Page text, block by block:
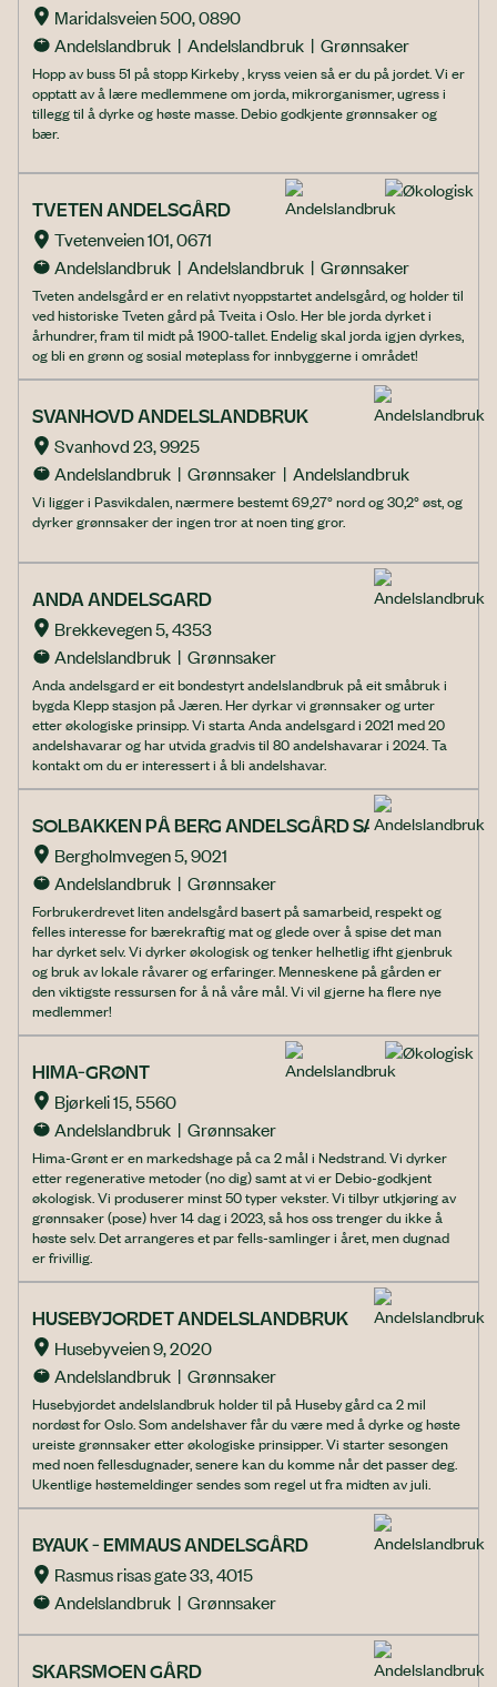
Maridalsveien 500, 0890
Andelslandbruk  |  Andelslandbruk  |  Grønnsaker
Hopp av buss 51 på stopp Kirkeby , kryss veien så er du på jordet. Vi er
opptatt av å lære medlemmene om jorda, mikrorganismer, ugress i
tillegg til å dyrke og høste masse. Debio godkjente grønnsaker og
bær.
TVETEN ANDELSGÅRD
Tvetenveien 101, 0671
Andelslandbruk  |  Andelslandbruk  |  Grønnsaker
Tveten andelsgård er en relativt nyoppstartet andelsgård, og holder til
ved historiske Tveten gård på Tveita i Oslo. Her ble jorda dyrket i
århundrer, fram til midt på 1900-tallet. Endelig skal jorda igjen dyrkes,
og bli en grønn og sosial møteplass for innbyggerne i området!
SVANHOVD ANDELSLANDBRUK
Svanhovd 23, 9925
Andelslandbruk  |  Grønnsaker  |  Andelslandbruk
Vi ligger i Pasvikdalen, nærmere bestemt 69,27° nord og 30,2° øst, og
dyrker grønnsaker der ingen tror at noen ting gror.
ANDA ANDELSGARD
Brekkevegen 5, 4353
Andelslandbruk  |  Grønnsaker
Anda andelsgard er eit bondestyrt andelslandbruk på eit småbruk i
bygda Klepp stasjon på Jæren. Her dyrkar vi grønnsaker og urter
etter økologiske prinsipp. Vi starta Anda andelsgard i 2021 med 20
andelshavarar og har utvida gradvis til 80 andelshavarar i 2024. Ta
kontakt om du er interessert i å bli andelshavar.
SOLBAKKEN PÅ BERG ANDELSGÅRD SA
Bergholmvegen 5, 9021
Andelslandbruk  |  Grønnsaker
Forbrukerdrevet liten andelsgård basert på samarbeid, respekt og
felles interesse for bærekraftig mat og glede over å spise det man
har dyrket selv. Vi dyrker økologisk og tenker helhetlig ifht gjenbruk
og bruk av lokale råvarer og erfaringer. Menneskene på gården er
den viktigste ressursen for å nå våre mål. Vi vil gjerne ha flere nye
medlemmer!
HIMA-GRØNT
Bjørkeli 15, 5560
Andelslandbruk  |  Grønnsaker
Hima-Grønt er en markedshage på ca 2 mål i Nedstrand. Vi dyrker
etter regenerative metoder (no dig) samt at vi er Debio-godkjent
økologisk. Vi produserer minst 50 typer vekster. Vi tilbyr utkjøring av
grønnsaker (pose) hver 14 dag i 2023, så hos oss trenger du ikke å
høste selv. Det arrangeres et par fells-samlinger i året, men dugnad
er frivillig.
HUSEBYJORDET ANDELSLANDBRUK
Husebyveien 9, 2020
Andelslandbruk  |  Grønnsaker
Husebyjordet andelslandbruk holder til på Huseby gård ca 2 mil
nordøst for Oslo. Som andelshaver får du være med å dyrke og høste
ureiste grønnsaker etter økologiske prinsipper. Vi starter sesongen
med noen fellesdugnader, senere kan du komme når det passer deg.
Ukentlige høstemeldinger sendes som regel ut fra midten av juli.
BYAUK - EMMAUS ANDELSGÅRD
Rasmus risas gate 33, 4015
Andelslandbruk  |  Grønnsaker
SKARSMOEN GÅRD